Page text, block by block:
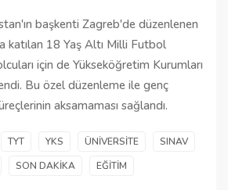
başkenti Zagreb'de düzenlenen
katılan 18 Yaş Altı Milli Futbol
için de Yükseköğretim Kurumları
Bu özel düzenleme ile genç
aksamaması sağlandı.
TYT YKS ÜNIVERSITE
SINAV
SON DAKIKA EĞITIM